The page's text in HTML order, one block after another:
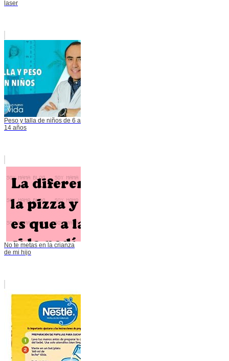
laser
Peso y talla de niños de 6 a
14 años
No te metas en la crianza
de mi hijo